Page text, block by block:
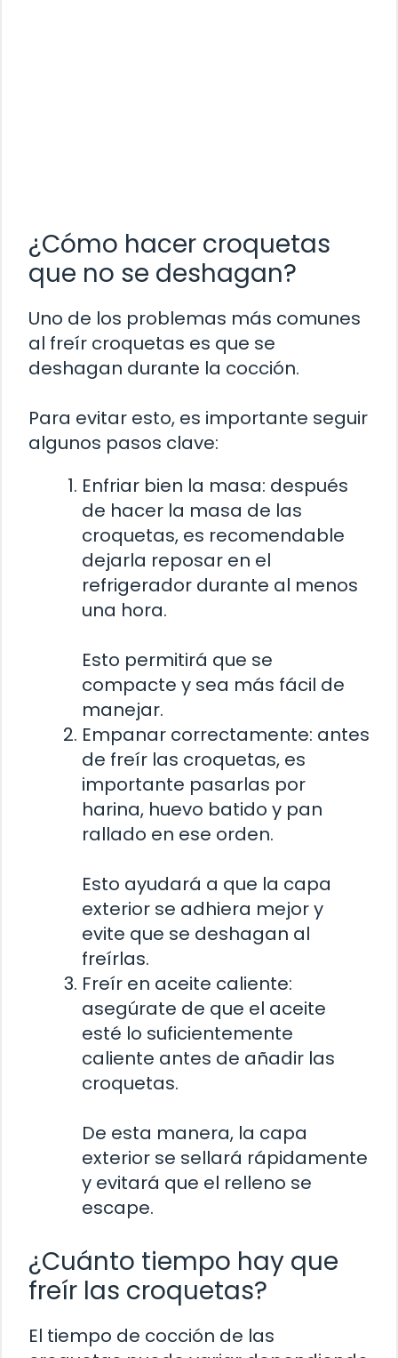
¿Cómo hacer croquetas
que no se deshagan?
Uno de los problemas más comunes
al freír croquetas es que se
deshagan durante la cocción.
Para evitar esto, es importante seguir
algunos pasos clave:
Enfriar bien la masa: después
de hacer la masa de las
croquetas, es recomendable
dejarla reposar en el
refrigerador durante al menos
una hora.
Esto permitirá que se
compacte y sea más fácil de
manejar.
Empanar correctamente: antes
de freír las croquetas, es
importante pasarlas por
harina, huevo batido y pan
rallado en ese orden.
Esto ayudará a que la capa
exterior se adhiera mejor y
evite que se deshagan al
freírlas.
Freír en aceite caliente:
asegúrate de que el aceite
esté lo suficientemente
caliente antes de añadir las
croquetas.
De esta manera, la capa
exterior se sellará rápidamente
y evitará que el relleno se
escape.
¿Cuánto tiempo hay que
freír las croquetas?
El tiempo de cocción de las